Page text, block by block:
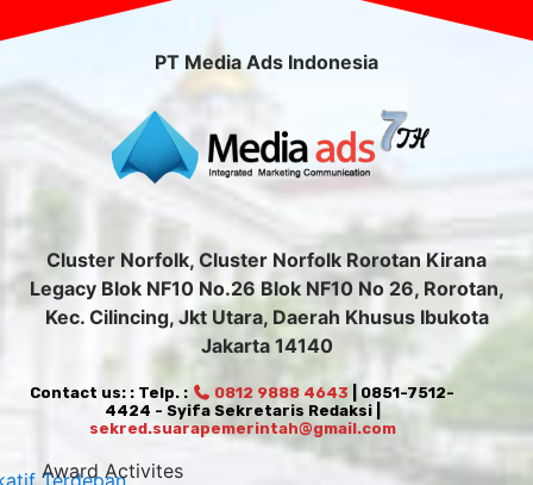
PT Media Ads Indonesia
Cluster Norfolk, Cluster Norfolk Rorotan Kirana
Legacy Blok NF10 No.26 Blok NF10 No 26, Rorotan,
Kec. Cilincing, Jkt Utara, Daerah Khusus Ibukota
Jakarta 14140
Contact us: : Telp. : 0812 9888 4643 | 0851-7512-
4424 - Syifa Sekretaris Redaksi |
sekred.suarapemerintah@gmail.com
Award Activites